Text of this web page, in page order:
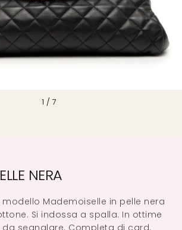
1 / 7
NERA
modello Mademoiselle in pelle nera
Si indossa a spalla. In ottime